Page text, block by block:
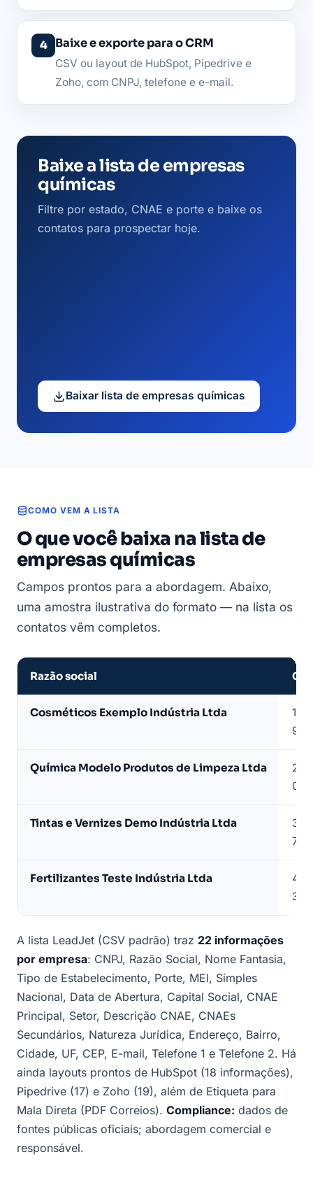
Baixe e exporte para o CRM
CSV ou layout de HubSpot, Pipedrive e
Zoho, com CNPJ, telefone e e-mail.
Baixe a lista de empresas
químicas
Filtre por estado, CNAE e porte e baixe os
contatos para prospectar hoje.
Baixar lista de empresas químicas
COMO VEM A LISTA
O que você baixa na lista de
empresas químicas
Campos prontos para a abordagem. Abaixo,
uma amostra ilustrativa do formato — na lista os
contatos vêm completos.
empresas
Razão social
Cosméticos Exemplo Indústria Ltda
90
Química Modelo Produtos de Limpeza Ltda
04
Tintas e Vernizes Demo Indústria Ltda
77
Fertilizantes Teste Indústria Ltda
31
A lista LeadJet (CSV padrão) traz 22 informações
por empresa: CNPJ, Razão Social, Nome Fantasia,
Tipo de Estabelecimento, Porte, MEI, Simples
Nacional, Data de Abertura, Capital Social, CNAE
Principal, Setor, Descrição CNAE, CNAEs
Secundários, Natureza Jurídica, Endereço, Bairro,
Cidade, UF, CEP, E-mail, Telefone 1 e Telefone 2. Há
ainda layouts prontos de HubSpot (18 informações),
Pipedrive (17) e Zoho (19), além de Etiqueta para
Mala Direta (PDF Correios). Compliance: dados de
fontes públicas oficiais; abordagem comercial e
responsável.